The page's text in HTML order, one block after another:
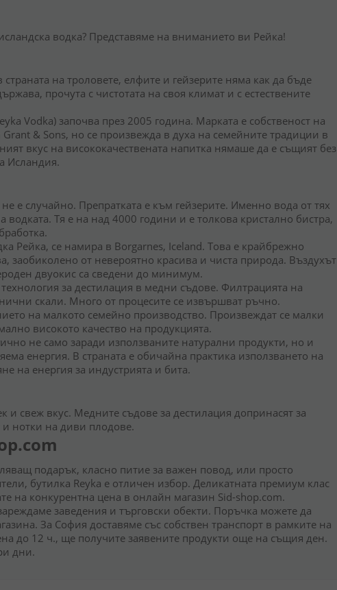
водка? Представяме на вниманието ви Рейка!
на троловете, елфите и гейзерите няма как да бъде
прочута с чистотата на своя климат и с естествените
Vodka) започва през 2005 година. Марката е собственост на
& Sons, но се произвежда в духа на семейните традиции в
вкус на висококачествената напитка нямаше да е същият без
Исландия.
е случайно. Препратката е към гейзерите. Именно вода от тях
водката. Тя е на над 4000 години и е толкова кристално бистра,
Рейка, се намира в Borgarnes, Iceland. Това е крайбрежно
заобиколено от невероятно красива и чиста природа. Въздухът
двуокис са сведени до минимум.
технология за дестилация в медни съдове. Филтрацията на
скали. Много от процесите се извършват ръчно.
на малкото семейно производство. Произвеждат се малки
високото качество на продукцията.
не само заради използваните натурални продукти, но и
енергия. В страната е обичайна практика използването на
на енергия за индустрията и бита.
и свеж вкус. Медните съдове за дестилация допринасят за
и нотки на диви плодове.
подарък, класно питие за важен повод, или просто
бутилка Reyka е отличен избор. Деликатната премиум клас
на конкурентна цена в онлайн магазин Sid-shop.com.
заведения и търговски обекти. Поръчка можете да
За София доставяме със собствен транспорт в рамките на
до 12 ч., ще получите заявените продукти още на същия ден.
дни.